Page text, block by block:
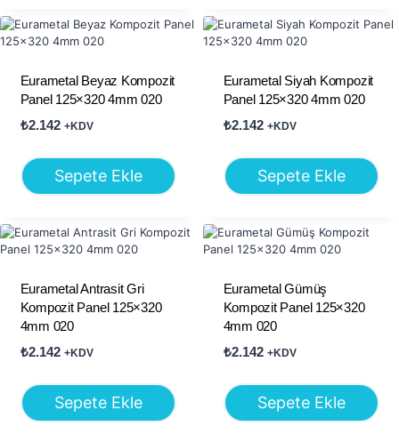
Eurametal Beyaz Kompozit
Panel 125×320 4mm 020
₺2.142 +KDV
Sepete Ekle
Eurametal Siyah Kompozit
Panel 125×320 4mm 020
₺2.142 +KDV
Sepete Ekle
Eurametal Antrasit Gri
Kompozit Panel 125×320
4mm 020
₺2.142 +KDV
Sepete Ekle
Eurametal Gümüş
Kompozit Panel 125×320
4mm 020
₺2.142 +KDV
Sepete Ekle